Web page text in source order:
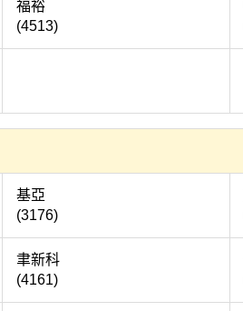
福裕
(4513)
基亞
(3176)
聿新科
(4161)